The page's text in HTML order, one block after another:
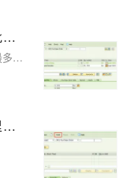
SAP MM初阶之事务代码MIGO界面批次拆分最多输入15行？
SAP MM初阶之事务代码MIGO界面批次拆分最多输入15行？
SAP MM初阶之事务代码MIGO界面里的HOLD